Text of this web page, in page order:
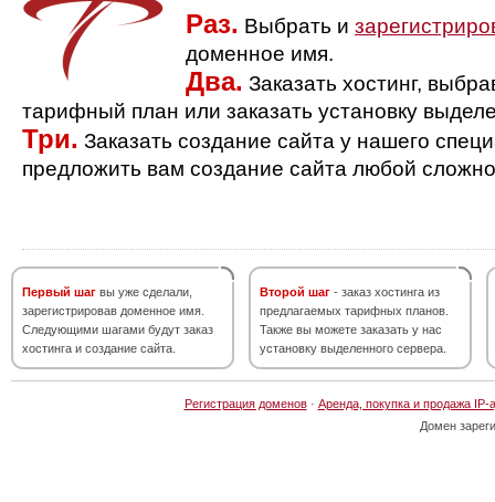
Раз. Выбрать и
доменное имя.
Два. Заказать хостинг,
тарифный план или заказать установку
Три. Заказать создание сайта у нашего
предложить вам создание сайта любой
Первый шаг вы уже сделали,
зарегистрировав доменное имя.
Следующими шагами будут заказ
хостинга и создание сайта.
Второй шаг - заказ хостинга из
предлагаемых тарифных планов.
Также вы можете заказать у нас
установку выделенного сервера.
Регистрация доменов· Аренда, покупка и продажа IP-
Домен